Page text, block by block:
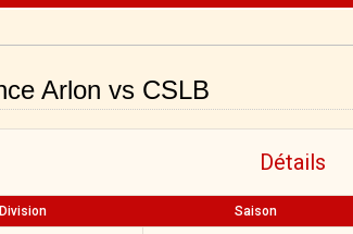
Arlon vs CSLB
Détails
Division Saison